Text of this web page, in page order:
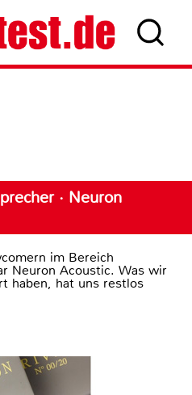
· Neuron
im Bereich
Neuron Acoustic. Was wir
haben, hat uns restlos